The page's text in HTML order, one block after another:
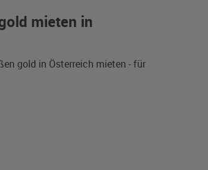
mieten in
gold in Österreich mieten - für